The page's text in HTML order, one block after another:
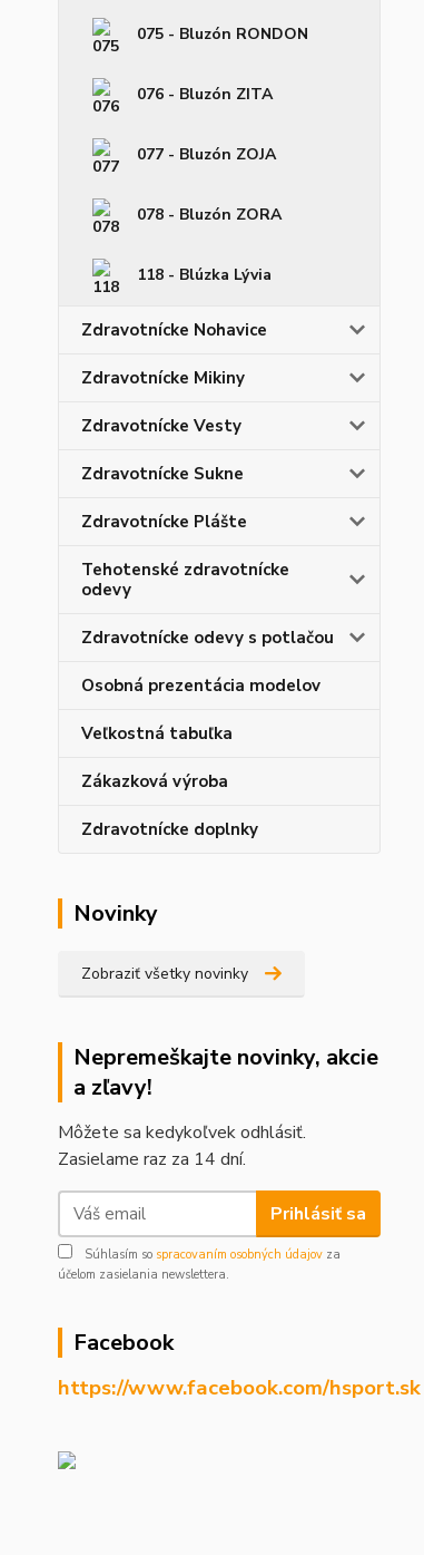
075 - Bluzón RONDON
076 - Bluzón ZITA
077 - Bluzón ZOJA
078 - Bluzón ZORA
118 - Blúzka Lývia
Zdravotnícke Nohavice
Zdravotnícke Mikiny
Zdravotnícke Vesty
Zdravotnícke Sukne
Zdravotnícke Plášte
Tehotenské zdravotnícke
odevy
Zdravotnícke odevy s potlačou
Osobná prezentácia modelov
Veľkostná tabuľka
Zákazková výroba
Zdravotnícke doplnky
Novinky
Zobraziť všetky novinky
Nepremeškajte novinky, akcie
a zľavy!
Môžete sa kedykoľvek odhlásiť.
Zasielame raz za 14 dní.
Prihlásiť sa
Súhlasím so spracovaním osobných údajov za
účelom zasielania newslettera.
Facebook
https://www.facebook.com/hsport.sk